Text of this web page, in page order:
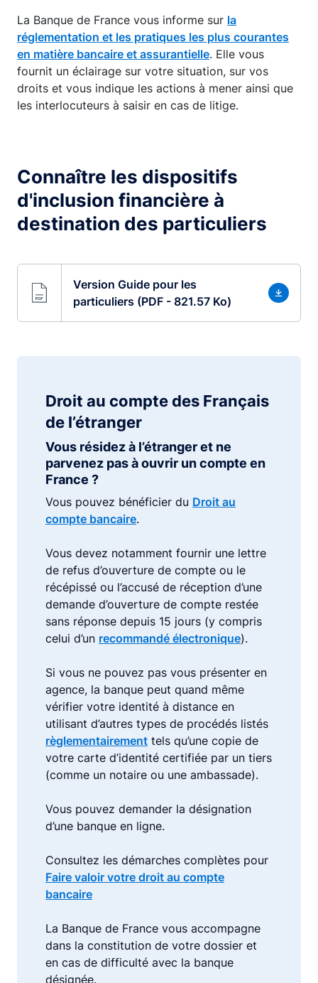
La Banque de France vous informe sur la
réglementation et les pratiques les plus courantes
en matière bancaire et assurantielle. Elle vous
fournit un éclairage sur votre situation, sur vos
droits et vous indique les actions à mener ainsi que
les interlocuteurs à saisir en cas de litige.
Connaître les dispositifs
d'inclusion financière à
destination des particuliers
Version Guide pour les
particuliers (PDF - 821.57 Ko)
Droit au compte des Français
de l’étranger
Vous résidez à l’étranger et ne
parvenez pas à ouvrir un compte en
France ?
Vous pouvez bénéficier du Droit au
compte bancaire.
Vous devez notamment fournir une lettre
de refus d’ouverture de compte ou le
récépissé ou l’accusé de réception d’une
demande d’ouverture de compte restée
sans réponse depuis 15 jours (y compris
celui d’un recommandé électronique).
Si vous ne pouvez pas vous présenter en
agence, la banque peut quand même
vérifier votre identité à distance en
utilisant d’autres types de procédés listés
règlementairement tels qu’une copie de
votre carte d’identité certifiée par un tiers
(comme un notaire ou une ambassade).
Vous pouvez demander la désignation
d’une banque en ligne.
Consultez les démarches complètes pour
Faire valoir votre droit au compte
bancaire
La Banque de France vous accompagne
dans la constitution de votre dossier et
en cas de difficulté avec la banque
désignée.